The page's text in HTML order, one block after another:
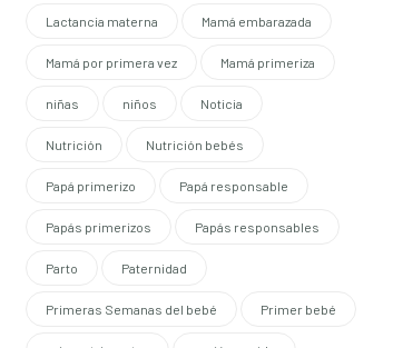
Lactancia materna Mamá embarazada
Mamá por primera vez Mamá primeriza
niñas niños Noticia
Nutrición Nutrición bebés
Papá primerizo Papá responsable
Papás primerizos Papás responsables
Parto Paternidad
Primeras Semanas del bebé Primer bebé